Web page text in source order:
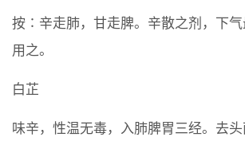
按∶辛走肺，甘走脾。辛散之剂，下气
用之。
白芷
味辛，性温无毒，入肺脾胃三经。去